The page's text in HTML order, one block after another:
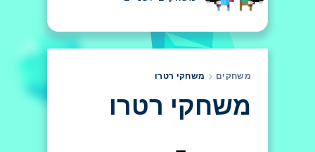
משחקים משחקי רטרו
משחקי רטרו